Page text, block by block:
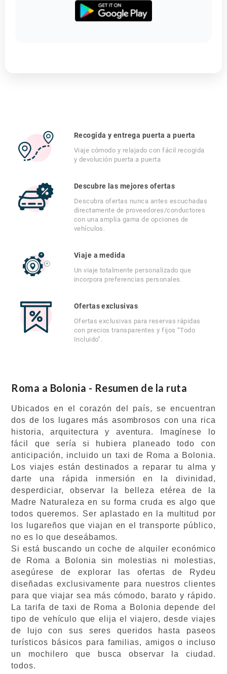
Recogida y entrega puerta a puerta
Viaje cómodo y relajado con fácil recogida
y devolución puerta a puerta
Descubre las mejores ofertas
Descubra ofertas nunca antes escuchadas
directamente de proveedores/conductores
con una amplia gama de opciones de
vehículos.
Viaje a medida
Un viaje totalmente personalizado que
incorpora preferencias personales.
Ofertas exclusivas
Ofertas exclusivas para reservas rápidas
con precios transparentes y fijos “Todo
Incluido”.
Roma a Bolonia - Resumen de la ruta
Ubicados en el corazón del país, se encuentran
dos de los lugares más asombrosos con una rica
historia, arquitectura y aventura. Imagínese lo
fácil que sería si hubiera planeado todo con
anticipación, incluido un taxi de Roma a Bolonia.
Los viajes están destinados a reparar tu alma y
darte una rápida inmersión en la divinidad,
desperdiciar, observar la belleza etérea de la
Madre Naturaleza en su forma cruda es algo que
todos queremos. Ser aplastado en la multitud por
los lugareños que viajan en el transporte público,
no es lo que deseábamos.
Si está buscando un coche de alquiler económico
de Roma a Bolonia sin molestias ni molestias,
asegúrese de explorar las ofertas de Rydeu
diseñadas exclusivamente para nuestros clientes
para que viajar sea más cómodo, barato y rápido.
La tarifa de taxi de Roma a Bolonia depende del
tipo de vehículo que elija el viajero, desde viajes
de lujo con sus seres queridos hasta paseos
turísticos básicos para familias, amigos o incluso
un mochilero que busca observar la ciudad.
todos.